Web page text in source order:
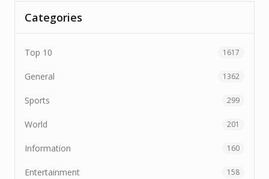
Categories
Top 10 1617
General 1362
Sports 299
World 201
Information 160
Entertainment 158